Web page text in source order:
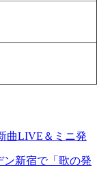
曲LIVE＆ミニ発
ン新宿で「歌の発